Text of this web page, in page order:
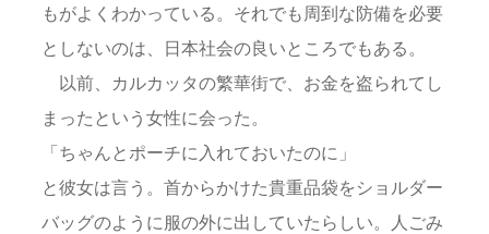
もがよくわかっている。それでも周到な防備を必要
としないのは、日本社会の良いところでもある。
以前、カルカッタの繁華街で、お金を盗られてし
まったという女性に会った。
「ちゃんとポーチに入れておいたのに」
と彼女は言う。首からかけた貴重品袋をショルダー
バッグのように服の外に出していたらしい。人ごみ